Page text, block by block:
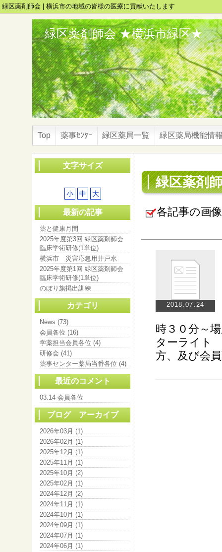
緑区薬剤師会 | 横浜市の地域の皆様の医療に貢献いたします
緑区薬剤師会 ★横浜市緑区★
Top 薬事ｾﾝﾀｰ 緑区薬局一覧 緑区薬局機能情
緑区薬剤
各記事の画
2018.07.24
時３０分
ターライ
方、及び会
文字サイズ
小 中 大
最新の記事
薬と健康月間
2025年度第3回 緑区薬剤師会
臨床学術研修(1単位)
横浜市 災害応急用井戸水
2025年度第1回 緑区薬剤師会
臨床学術研修(1単位)
のぼり旗掲出訓練
カテゴリ
News (73)
会員各位 (16)
学薬担当会員各位 (4)
研修会 (41)
薬事センター薬局当番各位 (4)
最近のコメント
03.14 会員各位
ブログ アーカイブ
2026年03月 (1)
2026年02月 (1)
2025年12月 (1)
2025年11月 (1)
2025年10月 (2)
2025年02月 (1)
2024年12月 (2)
2024年11月 (1)
2024年10月 (1)
2024年09月 (1)
2024年07月 (1)
2024年06月 (1)